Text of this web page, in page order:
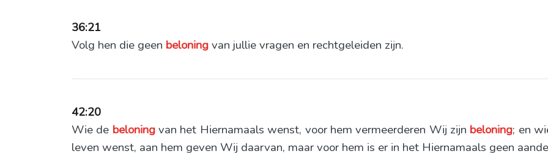
36:21
Volg hen die geen beloningvan jullie vragen en rechtgeleiden zijn.
42:20
Wie de beloningvan het Hiernamaals wenst, voor hem vermeerderen Wij zijn beloning; en
leven wenst, aan hem geven Wij daarvan, maar voor hem is er in het Hiernamaals geen